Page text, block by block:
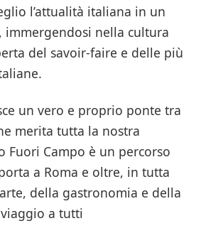
l’attualità italiana in un
immergendosi nella cultura
del savoir-faire e delle più
un vero e proprio ponte tra
merita tutta la nostra
Fuori Campo è un percorso
a Roma e oltre, in tutta
della gastronomia e della
a tutti